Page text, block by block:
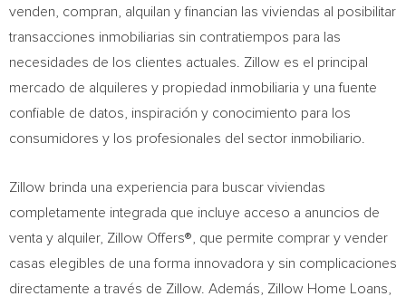
venden, compran, alquilan y financian las viviendas al posibilitar
transacciones inmobiliarias sin contratiempos para las
necesidades de los clientes actuales. Zillow es el principal
mercado de alquileres y propiedad inmobiliaria y una fuente
confiable de datos, inspiración y conocimiento para los
consumidores y los profesionales del sector inmobiliario.
Zillow brinda una experiencia para buscar viviendas
completamente integrada que incluye acceso a anuncios de
venta y alquiler, Zillow Offers®, que permite comprar y vender
casas elegibles de una forma innovadora y sin complicaciones
directamente a través de Zillow. Además, Zillow Home Loans,